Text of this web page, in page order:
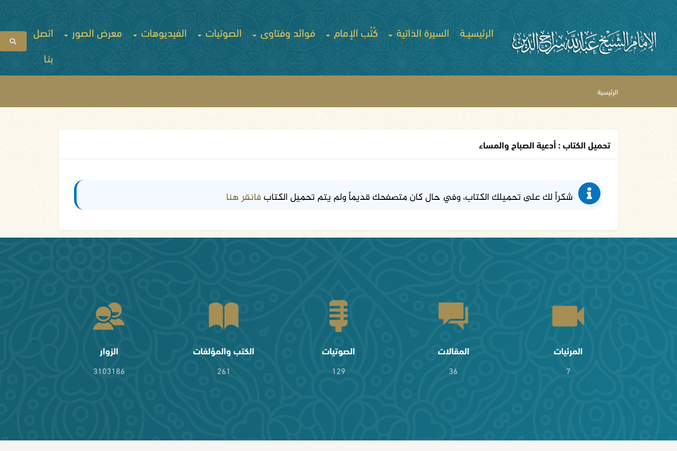
الرئيسيــة السيرة الذاتية كُتُب الإمام فوائد وفتاوى الصوتيات الفيديوهات معرض الصور
اتصل
بنـا
الرئيسية
تحميل الكتاب : أدعية الصباح والمساء
شكراً لك على تحميلك الكتاب، وفي حال كان متصفحك قديماً ولم يتم تحميل الكتابفانقر هنا
المرئيات
7
المقالات
36
الصوتيات
129
الكتب والمؤلفات
261
الزوار
3103186